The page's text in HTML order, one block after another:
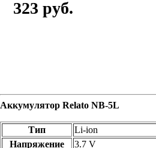
323 руб.
Аккумулятор Relato NB-5L
Тип
Li-ion
Напряжение
3.7 V